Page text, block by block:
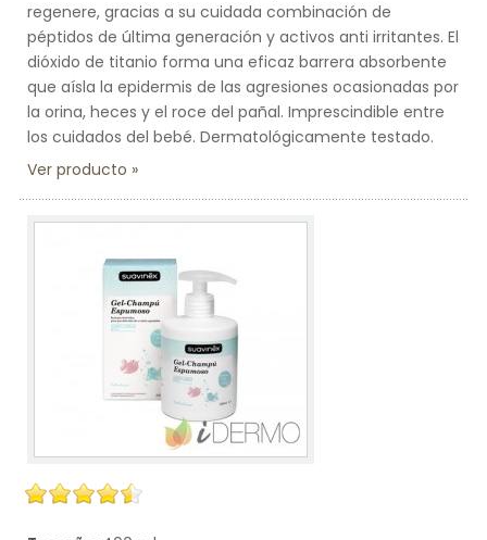
regenere, gracias a su cuidada combinación de
péptidos de última generación y activos anti irritantes. El
dióxido de titanio forma una eficaz barrera absorbente
que aísla la epidermis de las agresiones ocasionadas por
la orina, heces y el roce del pañal. Imprescindible entre
los cuidados del bebé. Dermatológicamente testado.
Ver producto